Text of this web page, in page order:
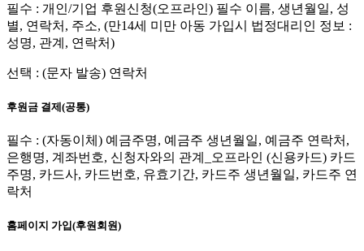
필수 : 개인/기업 후원신청(오프라인) 필수 이름, 생년월일, 성
별, 연락처, 주소, (만14세 미만 아동 가입시 법정대리인 정보 :
성명, 관계, 연락처)
선택 : (문자 발송) 연락처
후원금 결제(공통)
필수 : (자동이체) 예금주명, 예금주 생년월일, 예금주 연락처,
은행명, 계좌번호, 신청자와의 관계_오프라인 (신용카드) 카드
주명, 카드사, 카드번호, 유효기간, 카드주 생년월일, 카드주 연
락처
홈페이지 가입(후원회원)